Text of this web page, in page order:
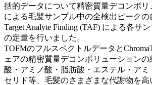
括的データについて精密質量デコンボ
による毛髪サンプル中の全検出ピーク
Target Analyte Finding (TAF) による各サ
の定量を行いました。
TOFMのフルスペクトルデータと
ェアの精密質量デコンボリューションの
酸・アミノ酸・脂肪酸・エステル・アミ
セリド等、毛髪のさまざまな代謝物を高